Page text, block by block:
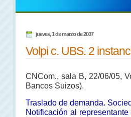
jueves, 1 de marzo de 2007
Volpi c. UBS. 2
CNCom., sala B, 22/06/05,
Bancos Suizos).
Traslado de demanda.
Notificación al